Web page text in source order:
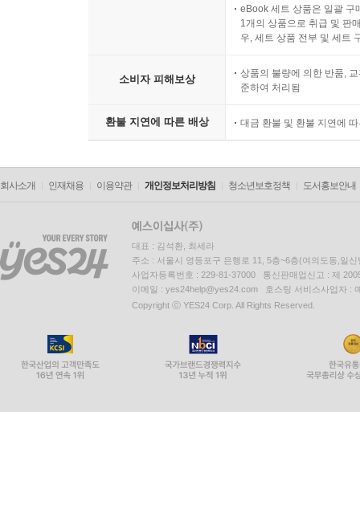
eBook 세트 상품은 일괄 구
1개의 상품으로 취급 및 판
우, 세트 상품 전부 및 세트
소비자 피해보상
상품의 불량에 의한 반품,
준하여 처리됨
환불 지연에 따른 배상 대금 환불 및 환불 지연에
회사소개 인재채용 이용약관 개인정보처리방침 청소년보호정책 도서홍보안내
대표 : 김석환, 최세라
주소 : 서울시 영등포구 은행로 11, 5층~6층(여의도동,일신
사업자등록번호 : 229-81-37000 통신판매업신고 : 제
이메일 : yes24help@yes24.com 호스팅 서비스사업자 :
Copyright ⓒ YES24 Corp. All Rights Reserved.